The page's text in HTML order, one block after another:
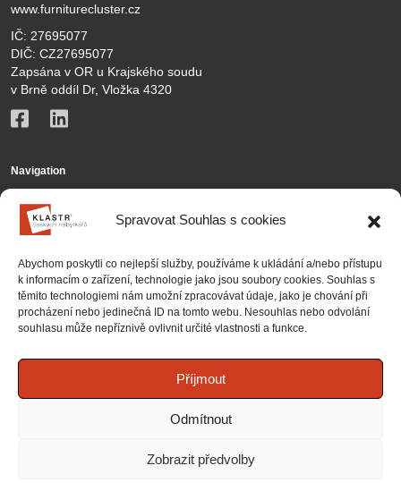
Spravovat Souhlas s cookies
Abychom poskytli co nejlepší služby, používáme k ukládání a/nebo přístupu
k informacím o zařízení, technologie jako jsou soubory cookies. Souhlas s
těmito technologiemi nám umožní zpracovávat údaje, jako je chování při
procházení nebo jedinečná ID na tomto webu. Nesouhlas nebo odvolání
souhlasu může nepříznivě ovlivnit určité vlastnosti a funkce.
Příjmout
Odmítnout
Zobrazit předvolby
www.furniturecluster.cz
IČ: 27695077
DIČ: CZ27695077
Zapsána v OR u Krajského soudu
v Brně oddíl Dr, Vložka 4320
Navigation
KČN
Activities
Contact
Partnership
Projects
National projects